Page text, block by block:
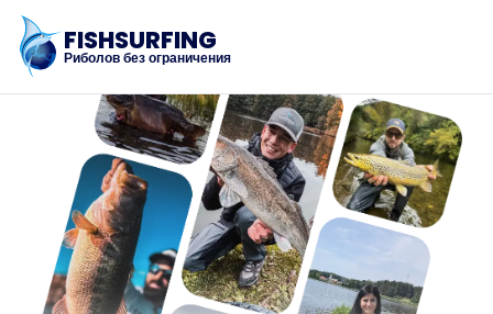
FISHSURFING
Риболов без ограничения
Регистрация
Начало
Блог